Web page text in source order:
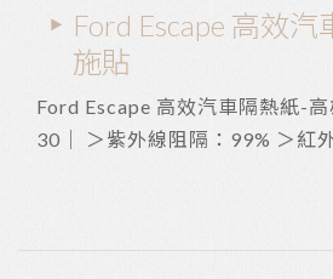
Ford Escape 高效
施貼
Ford Escape 高效汽車隔熱紙-高雄施貼
30｜ ＞紫外線阻隔：99% ＞紅